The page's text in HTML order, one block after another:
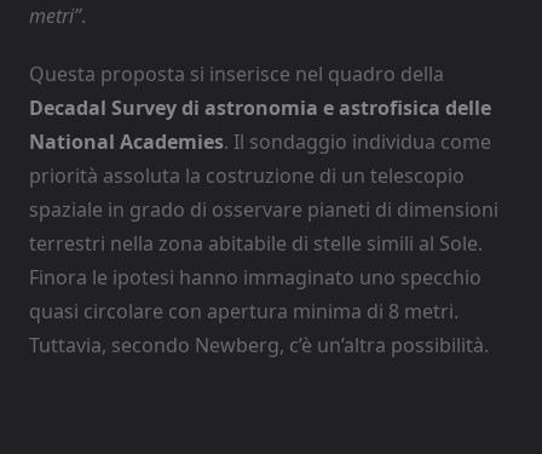
metri”.
Questa proposta si inserisce nel quadro della
Decadal Survey di astronomia e astrofisica delle
National Academies. Il sondaggio individua come
priorità assoluta la costruzione di un telescopio
spaziale in grado di osservare pianeti di dimensioni
terrestri nella zona abitabile di stelle simili al Sole.
Finora le ipotesi hanno immaginato uno specchio
quasi circolare con apertura minima di 8 metri.
Tuttavia, secondo Newberg, c’è un’altra possibilità.